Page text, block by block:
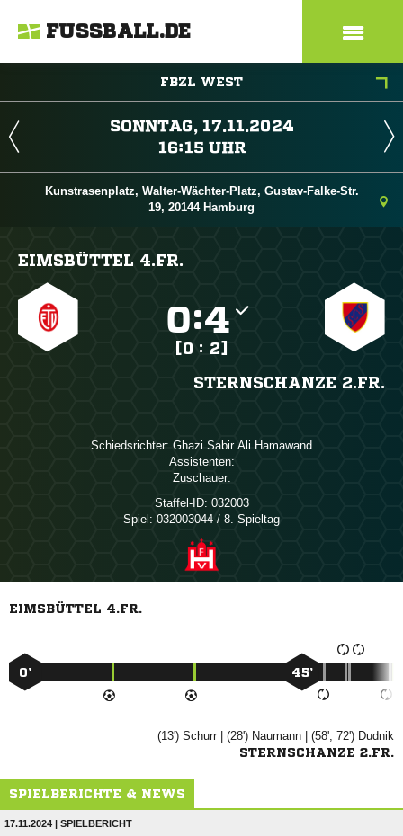
FUSSBALL.DE
FBZL WEST
 
 
Kunstrasenplatz, Walter-Wächter-Platz, Gustav-Falke-Str.
19, 20144 Hamburg
EIMSBÜTTEL 4.FR.
:
[0 : 2]
STERNSCHANZE 2.FR.
Schiedsrichter:    
Assistenten:
Zuschauer:
Staffel-ID: 032003
Spiel: 032003044 / 8. Spieltag
EIMSBÜTTEL 4.FR.
0’ 45’
(13') | (28')  | (58', 72') 
STERNSCHANZE 2.FR.
SPIELBERICHTE & NEWS
17.11.2024 | SPIELBERICHT